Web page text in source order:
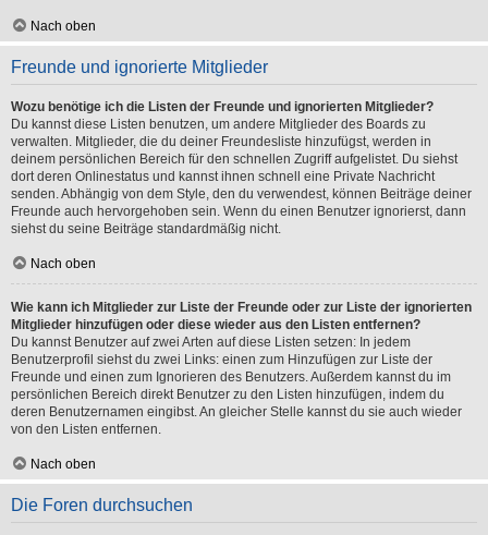
Nach oben
Freunde und ignorierte Mitglieder
Wozu benötige ich die Listen der Freunde und ignorierten Mitglieder?
Du kannst diese Listen benutzen, um andere Mitglieder des Boards zu
verwalten. Mitglieder, die du deiner Freundesliste hinzufügst, werden in
deinem persönlichen Bereich für den schnellen Zugriff aufgelistet. Du siehst
dort deren Onlinestatus und kannst ihnen schnell eine Private Nachricht
senden. Abhängig von dem Style, den du verwendest, können Beiträge deiner
Freunde auch hervorgehoben sein. Wenn du einen Benutzer ignorierst, dann
siehst du seine Beiträge standardmäßig nicht.
Nach oben
Wie kann ich Mitglieder zur Liste der Freunde oder zur Liste der ignorierten
Mitglieder hinzufügen oder diese wieder aus den Listen entfernen?
Du kannst Benutzer auf zwei Arten auf diese Listen setzen: In jedem
Benutzerprofil siehst du zwei Links: einen zum Hinzufügen zur Liste der
Freunde und einen zum Ignorieren des Benutzers. Außerdem kannst du im
persönlichen Bereich direkt Benutzer zu den Listen hinzufügen, indem du
deren Benutzernamen eingibst. An gleicher Stelle kannst du sie auch wieder
von den Listen entfernen.
Nach oben
Die Foren durchsuchen